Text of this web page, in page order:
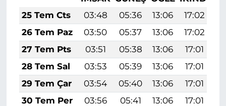
25 Tem Cts
03:48 05:36 13:06 17:02
26 Tem Paz
03:50 05:37 13:06 17:02
27 Tem Pts
03:51 05:38 13:06 17:01
28 Tem Sal
03:53 05:39 13:06 17:01
29 Tem Çar
03:54 05:40 13:06 17:01
30 Tem Per
03:56 05:41 13:06 17:01